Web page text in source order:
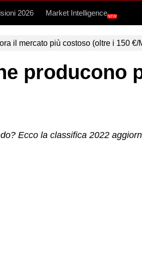
2026 Market IntelligenceNEW
il mercato più costoso (oltre i 150 €/
producono
Ecco la classifica 2022